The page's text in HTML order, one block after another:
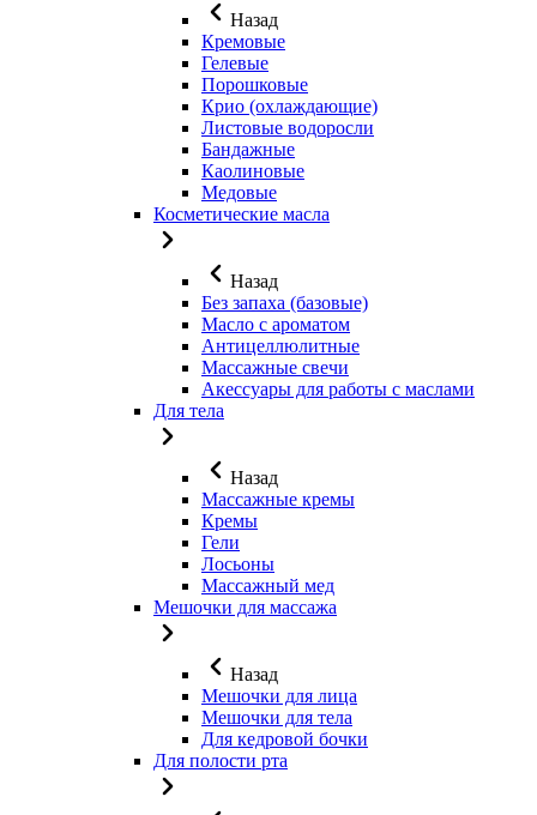
Назад
Кремовые
Гелевые
Порошковые
Крио (охлаждающие)
Листовые водоросли
Бандажные
Каолиновые
Медовые
Косметические масла
Назад
Без запаха (базовые)
Масло с ароматом
Антицеллюлитные
Массажные свечи
Акессуары для работы с маслами
Для тела
Назад
Массажные кремы
Кремы
Гели
Лосьоны
Массажный мед
Мешочки для массажа
Назад
Мешочки для лица
Мешочки для тела
Для кедровой бочки
Для полости рта